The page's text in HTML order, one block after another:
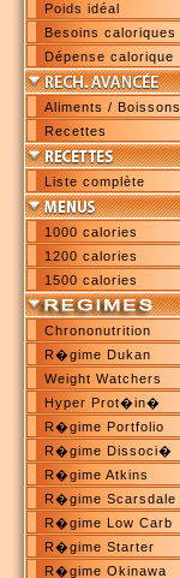
Poids idéal
Besoins caloriques
Dépense calorique
Aliments / Boissons
Recettes
Liste complète
1000 calories
1200 calories
1500 calories
Chrononutrition
R�gime Dukan
Weight Watchers
Hyper Prot�in�
R�gime Portfolio
R�gime Dissoci�
R�gime Atkins
R�gime Scarsdale
R�gime Low Carb
R�gime Starter
R�gime Okinawa